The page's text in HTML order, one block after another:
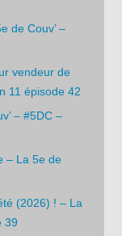
de Couv’ –
vendeur de
11 épisode 42
– #5DC –
– La 5e de
(2026) ! – La
39